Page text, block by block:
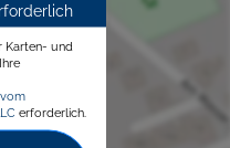
Karten- und
erforderlich.